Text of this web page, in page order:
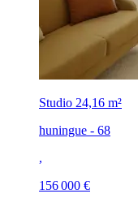
Studio 24,16 m²
huningue - 68
,
156 000 €